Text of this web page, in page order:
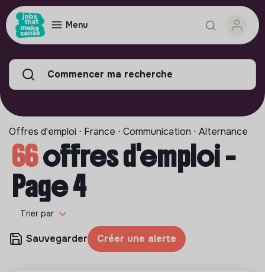
Menu
Commencer ma recherche
Offres d'emploi ⋅ France ⋅ Communication ⋅ Alternance
66offres d'emploi -
Page 4
Trier par
Sauvegarder Créer une alerte